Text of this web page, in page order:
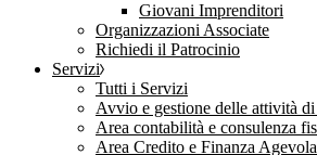
Giovani Imprenditori
Organizzazioni Associate
Richiedi il Patrocinio
Servizi
Tutti i Servizi
Avvio e gestione delle attività di
Area contabilità e consulenza
Area Credito e Finanza